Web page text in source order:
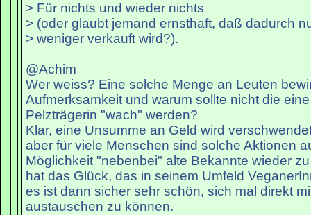
> Für nichts und wieder nichts
> (oder glaubt jemand ernsthaft, daß dadurch
> weniger verkauft wird?).
@Achim
Wer weiss? Eine solche Menge an Leuten
Aufmerksamkeit und warum sollte nicht die
Pelzträgerin "wach" werden?
Klar, eine Unsumme an Geld wird
aber für viele Menschen sind solche Aktionen
Möglichkeit "nebenbei" alte Bekannte wieder
hat das Glück, das in seinem Umfeld
es ist dann sicher sehr schön, sich mal direkt
austauschen zu können.